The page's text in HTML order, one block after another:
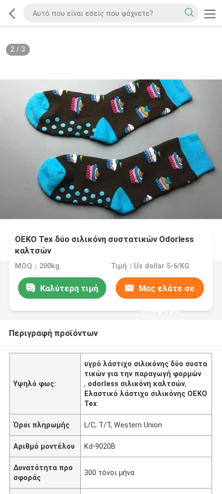
2/ 3
OEKO Tex δύο σιλικόνη συστατικών Odorless
καλτσών
MOQ：200kg Τιμή：Us dollar 5-6/KG
Καλύτερη τιμή Μας ελάτε σε
επαφή με
Περιγραφή προϊόντων
Υψηλό φως:
υγρό λάστιχο σιλικόνης δύο συστα
τικών για την παραγωγή φορμών
, odorless σιλικόνη καλτσών,
Ελαστικό λάστιχο σιλικόνης OEKO
Tex
Όροι πληρωμής L/C, T/T, Western Union
Αριθμό μοντέλου Kd-9020B
Δυνατότητα προ
σφοράς
300 τόνοι μήνα